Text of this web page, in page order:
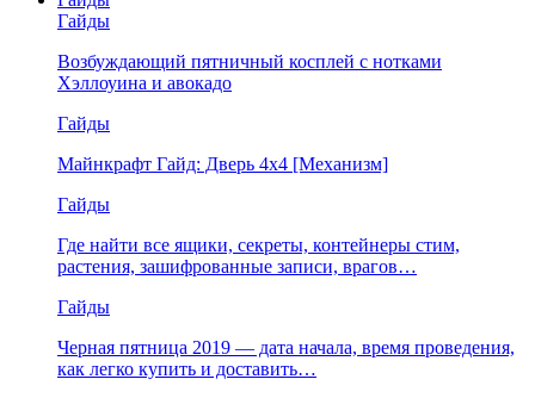
Гайды
Возбуждающий пятничный косплей с нотками
Хэллоуина и авокадо
Гайды
Майнкрафт Гайд: Дверь 4х4 [Механизм]
Гайды
Где найти все ящики, секреты, контейнеры стим,
растения, зашифрованные записи, врагов…
Гайды
Черная пятница 2019 — дата начала, время проведения,
как легко купить и доставить…